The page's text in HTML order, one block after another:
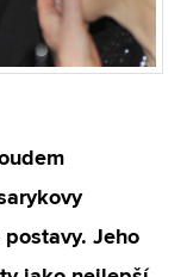
Jeho